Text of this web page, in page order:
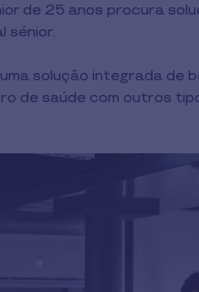
de 25 anos procura
sénior.
solução integrada de
de saúde com outros